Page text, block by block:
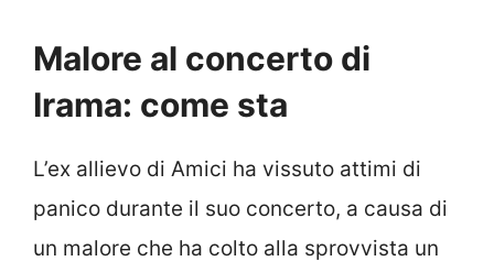
Malore al concerto di
Irama: come sta
L’ex allievo di Amici ha vissuto attimi di
panico durante il suo concerto, a causa di
un malore che ha colto alla sprovvista un